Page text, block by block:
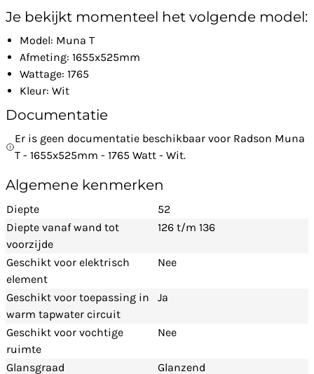
Je bekijkt momenteel het volgende model:
Model: Muna T
Afmeting: 1655x525mm
Wattage: 1765
Kleur: Wit
Documentatie
Er is geen documentatie beschikbaar voor Radson Muna
T - 1655x525mm - 1765 Watt - Wit.
Algemene kenmerken
Diepte
52
Diepte vanaf wand tot
voorzijde
126 t/m 136
Geschikt voor elektrisch
element
Nee
Geschikt voor toepassing in
warm tapwater circuit
Ja
Geschikt voor vochtige
ruimte
Nee
Glansgraad
Glanzend